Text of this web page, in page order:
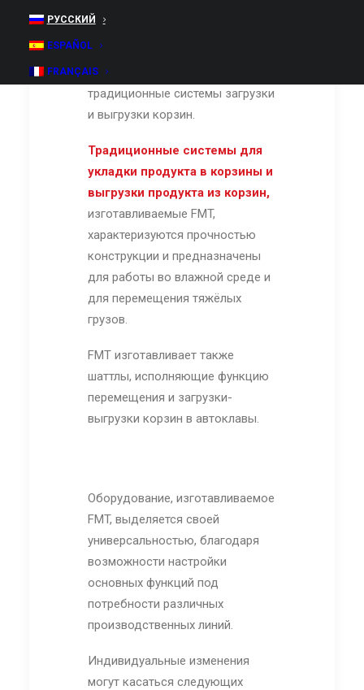
РУССКИЙ
ESPAÑOL
FRANÇAIS
предложить как
роботизированные, так и
традиционные системы загрузки
и выгрузки корзин.
Традиционные системы для
укладки продукта в корзины и
выгрузки продукта из корзин,
изготавливаемые FMT,
характеризуются прочностью
конструкции и предназначены
для работы во влажной среде и
для перемещения тяжёлых
грузов.
FMT изготавливает также
шаттлы, исполняющие функцию
перемещения и загрузки-
выгрузки корзин в автоклавы.
Оборудование, изготавливаемое
FMT, выделяется своей
универсальностью, благодаря
возможности настройки
основных функций под
потребности различных
производственных линий.
Индивидуальные изменения
могут касаться следующих